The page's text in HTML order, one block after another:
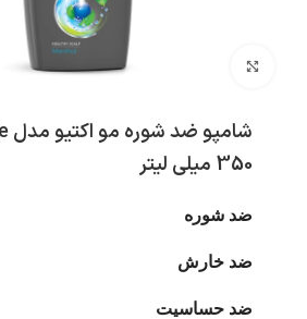
350 میلی لیتر
ضد شوره
ضد خارش
ضد حساسیت